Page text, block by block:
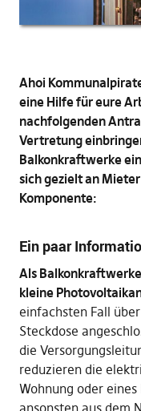
Ahoi
eine Hilfe für eure
nachfolgenden
Vertretung
Balkonkraftwerke
sich gezielt an
Komponente:
Ein paar
Als
kleine
einfachsten Fall
Steckdose
die
reduzieren die
Wohnung oder